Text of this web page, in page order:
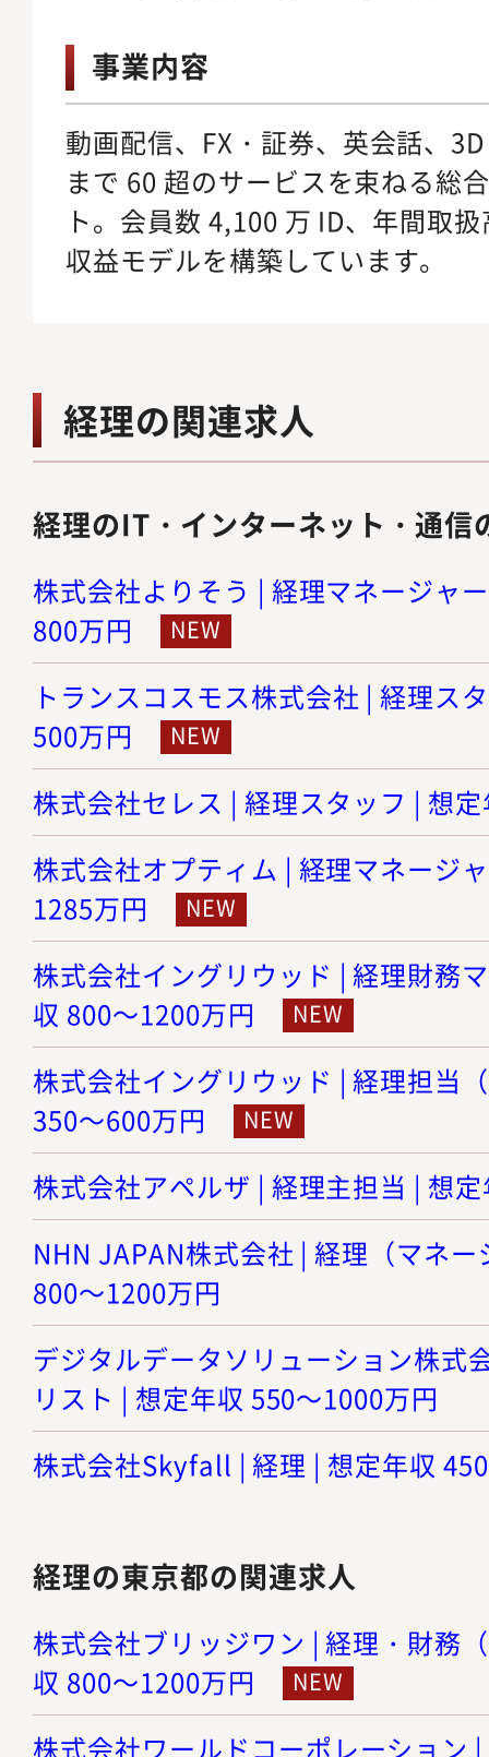
事業内容
動画配信、FX・証券、英会話、
まで 60 超のサービスを束ねる総
ト。会員数 4,100 万 ID、年間取
収益モデルを構築しています。
経理の関連求人
経理のIT・インターネット・通信
株式会社よりそう | 経理マネージャ
800万円
トランスコスモス株式会社 | 経理ス
500万円
株式会社セレス | 経理スタッフ | 想
株式会社オプティム | 経理マネージ
1285万円
株式会社イングリウッド | 経理財務
収 800～1200万円
株式会社イングリウッド | 経理担当
350～600万円
株式会社アペルザ | 経理主担当 | 想
NHN JAPAN株式会社 | 経理（マネ
800～1200万円
デジタルデータソリューション株式
リスト | 想定年収 550～1000万円
株式会社Skyfall | 経理 | 想定年収
経理の東京都の関連求人
株式会社ブリッジワン | 経理・財務
収 800～1200万円
株式会社ワールドコーポレーション